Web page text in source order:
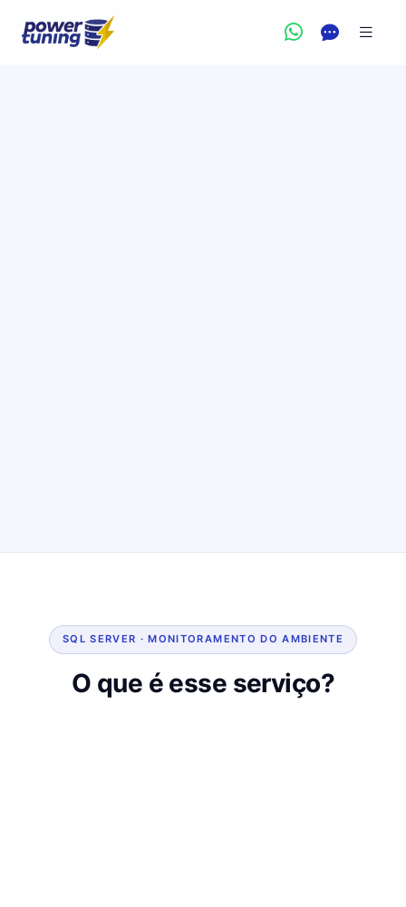
SQL SERVER · MONITORAMENTO DO AMBIENTE
O que é esse serviço?